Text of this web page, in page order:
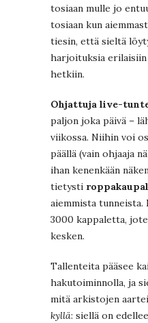
tosiaan mulle jo
tosiaan kun
tiesin, että sieltä
harjoituksia
hetkiin.
Ohjattuja live-
paljon joka päivä –
viikossa. Niihin voi
päällä (vain ohjaaja
ihan kenenkään
tietysti
aiemmista
3000 kappaletta,
kesken.
Tallenteita pääsee
hakutoiminnolla, ja
mitä arkistojen
kyllä: siellä on